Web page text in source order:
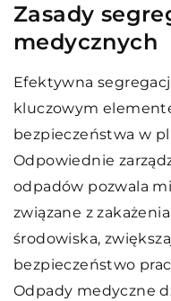
Zasady
medycznych
Efektywna
kluczowym
bezpieczeństwa w
Odpowiednie
odpadów pozwala
związane z
środowiska,
bezpieczeństwo
Odpady medyczne